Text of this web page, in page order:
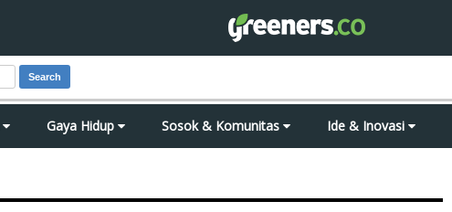
Search
Gaya Hidup Sosok & Komunitas Ide & Inovasi